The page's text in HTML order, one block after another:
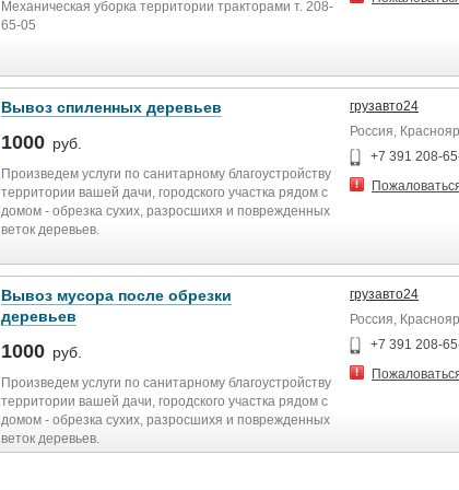
Механическая уборка территории тракторами т. 208-
65-05
Вывоз спиленных деревьев
1000 руб.
Произведем услуги по санитарному благоустройству
территории вашей дачи, городского участка рядом с
домом - обрезка сухих, разросшихя и поврежденных
веток деревьев.
грузавто24
Россия,
+7 391 208-
Вывоз мусора после обрезки
деревьев
1000 руб.
Произведем услуги по санитарному благоустройству
территории вашей дачи, городского участка рядом с
домом - обрезка сухих, разросшихя и поврежденных
веток деревьев.
Спил или санитарная обрезка аварийных и
грузавто24
Россия,
+7 391 208-